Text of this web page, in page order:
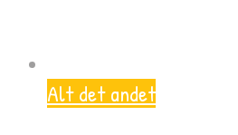
Alt det andet